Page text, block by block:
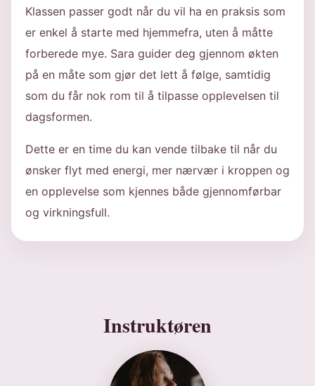
Klassen passer godt når du vil ha en praksis som
er enkel å starte med hjemmefra, uten å måtte
forberede mye. Sara guider deg gjennom økten
på en måte som gjør det lett å følge, samtidig
som du får nok rom til å tilpasse opplevelsen til
dagsformen.
Dette er en time du kan vende tilbake til når du
ønsker flyt med energi, mer nærvær i kroppen og
en opplevelse som kjennes både gjennomførbar
og virkningsfull.
Instruktøren